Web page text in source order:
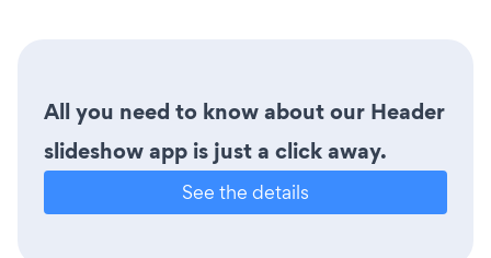
All you need to know about our Header
slideshow app is just a click away.
See the details